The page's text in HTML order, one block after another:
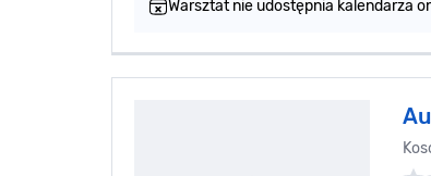
Warsztat nie udostępnia kalendarza